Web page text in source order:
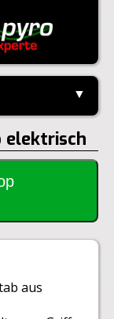
▼
elektrisch
aus